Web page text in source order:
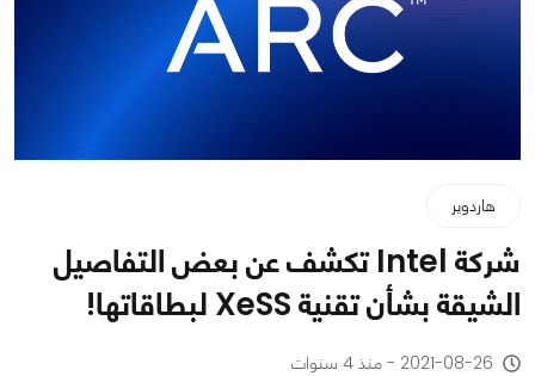
هاردوير
شركة Intel تكشف عن بعض التفاصيل
الشيقة بشأن تقنية XeSS لبطاقاتها!
2021-08-26 - منذ 4 سنوات